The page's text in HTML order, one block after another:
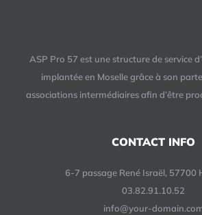
ASP Pro 57 est une structure de service
implantée en Moselle grâce à son
associations intermédiaires afin d’être
CONTACT INFO
6-7 passage René Israël, 57700
03.82.91.10.52
info@your-